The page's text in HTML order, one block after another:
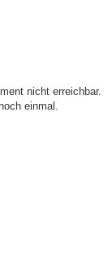
nicht erreichbar.
einmal.